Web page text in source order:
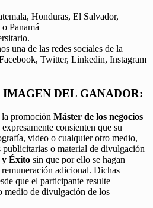
Honduras, El Salvador,
Panamá
una de las redes sociales de la
Twitter, Linkedin, Instagram
IMAGEN DEL GANADOR:
promoción Máster de los negocios
expresamente consienten que su
video o cualquier otro medio,
publicitarias o material de divulgación
y Éxito sin que por ello se hagan
adicional. Dichas
que el participante resulte
medio de divulgación de los